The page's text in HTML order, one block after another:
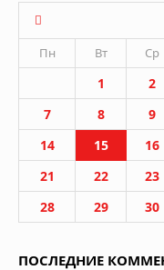
Пн
Вт Ср
1 2
7
8 9
14
15 16
21
22 23
28
29 30
ПОСЛЕДНИЕ